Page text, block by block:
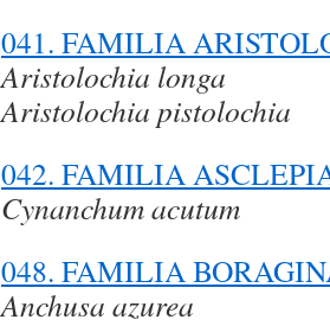
041. FAMILIA
Aristolochia longa
Aristolochia pistolochia
042. FAMILIA
Cynanchum acutum
048. FAMILIA